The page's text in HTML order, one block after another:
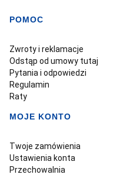
Linki w stopce
POMOC
Zwroty i reklamacje
Odstąp od umowy tutaj
Pytania i odpowiedzi
Regulamin
Raty
MOJE KONTO
Twoje zamówienia
Ustawienia konta
Przechowalnia